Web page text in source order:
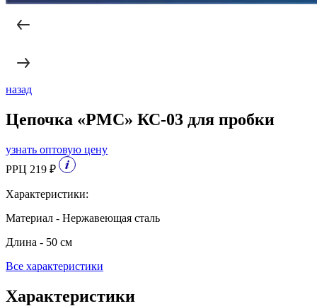
назад
Цепочка «РМС» КС-03 для пробки
узнать оптовую цену
РРЦ 219 ₽
Характеристики:
Материал - Нержавеющая сталь
Длина - 50 см
Все характеристики
Характеристики